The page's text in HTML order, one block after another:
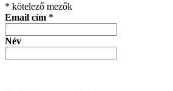
* kötelező mezők
Email cím *
Név